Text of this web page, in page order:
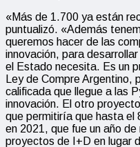
«Más de 1.700 ya están
puntualizó. «Además
queremos hacer de las
innovación, para
el Estado necesita. Es un
Ley de Compre
calificada que llegue a las
innovación. El otro
que permitiría que hasta el
en 2021, que fue un año
proyectos de I+D en lugar